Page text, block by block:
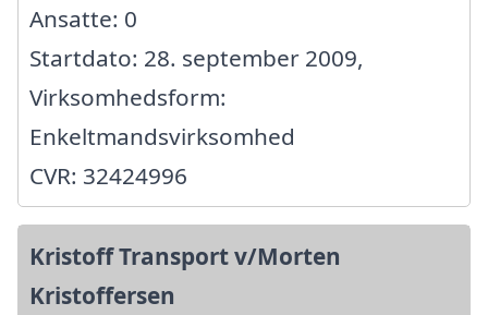
Ansatte: 0
Startdato: 28. september 2009,
Virksomhedsform:
Enkeltmandsvirksomhed
CVR: 32424996
Kristoff Transport v/Morten
Kristoffersen